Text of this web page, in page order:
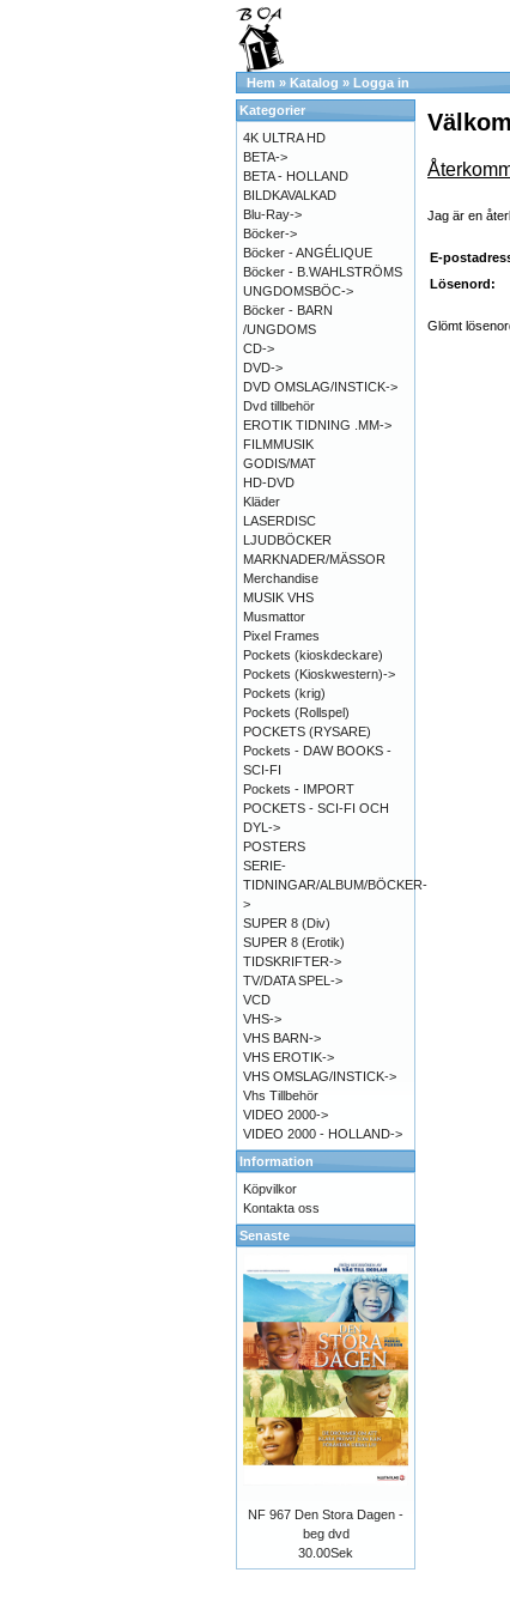
Hem » Katalog » Logga in
Jag är en
E-
Lösenord:
Glömt
Kategorier
4K ULTRA HD
BETA->
BETA - HOLLAND
BILDKAVALKAD
Blu-Ray->
Böcker->
Böcker - ANGÉLIQUE
Böcker - B.WAHLSTRÖMS
UNGDOMSBÖC->
Böcker - BARN
/UNGDOMS
CD->
DVD->
DVD OMSLAG/INSTICK->
Dvd tillbehör
EROTIK TIDNING .MM->
FILMMUSIK
GODIS/MAT
HD-DVD
Kläder
LASERDISC
LJUDBÖCKER
MARKNADER/MÄSSOR
Merchandise
MUSIK VHS
Musmattor
Pixel Frames
Pockets (kioskdeckare)
Pockets (Kioskwestern)->
Pockets (krig)
Pockets (Rollspel)
POCKETS (RYSARE)
Pockets - DAW BOOKS -
SCI-FI
Pockets - IMPORT
POCKETS - SCI-FI OCH
DYL->
POSTERS
SERIE-
TIDNINGAR/ALBUM/BÖCKER-
>
SUPER 8 (Div)
SUPER 8 (Erotik)
TIDSKRIFTER->
TV/DATA SPEL->
VCD
VHS->
VHS BARN->
VHS EROTIK->
VHS OMSLAG/INSTICK->
Vhs Tillbehör
VIDEO 2000->
VIDEO 2000 - HOLLAND->
Information
Köpvilkor
Kontakta oss
Senaste
NF 967 Den Stora Dagen -
beg dvd
30.00Sek